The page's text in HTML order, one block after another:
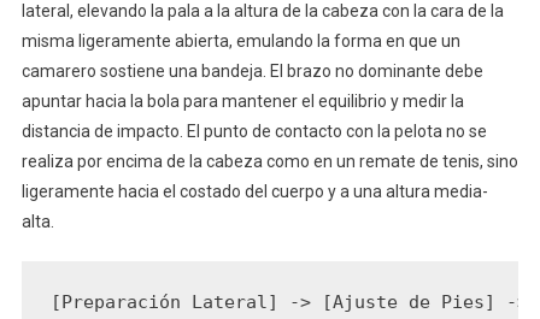
lateral, elevando la pala a la altura de la cabeza con la cara de la
misma ligeramente abierta, emulando la forma en que un
camarero sostiene una bandeja. El brazo no dominante debe
apuntar hacia la bola para mantener el equilibrio y medir la
distancia de impacto. El punto de contacto con la pelota no se
realiza por encima de la cabeza como en un remate de tenis, sino
ligeramente hacia el costado del cuerpo y a una altura media-
alta.